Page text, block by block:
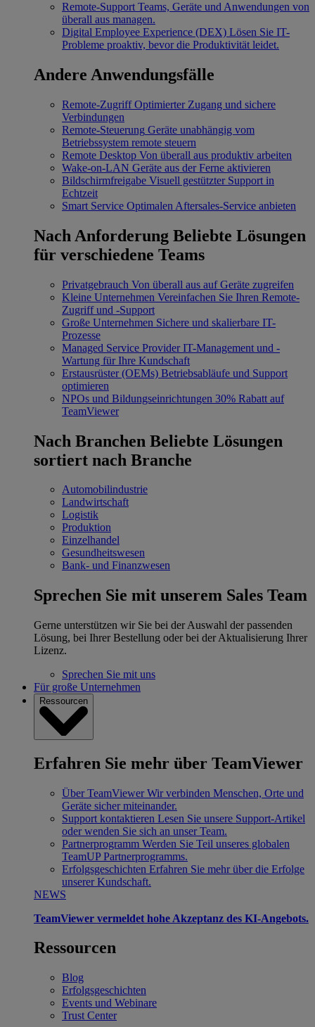
Remote-Support Teams, Geräte und Anwendungen von
überall aus managen.
Digital Employee Experience (DEX) Lösen Sie IT-
Probleme proaktiv, bevor die Produktivität leidet.
Andere Anwendungsfälle
Remote-Zugriff Optimierter Zugang und sichere
Verbindungen
Remote-Steuerung Geräte unabhängig vom
Betriebssystem remote steuern
Remote Desktop Von überall aus produktiv arbeiten
Wake-on-LAN Geräte aus der Ferne aktivieren
Bildschirmfreigabe Visuell gestützter Support in
Echtzeit
Smart Service Optimalen Aftersales-Service anbieten
Nach Anforderung Beliebte Lösungen
für verschiedene Teams
Privatgebrauch Von überall aus auf Geräte zugreifen
Kleine Unternehmen Vereinfachen Sie Ihren Remote-
Zugriff und -Support
Große Unternehmen Sichere und skalierbare IT-
Prozesse
Managed Service Provider IT-Management und -
Wartung für Ihre Kundschaft
Erstausrüster (OEMs) Betriebsabläufe und Support
optimieren
NPOs und Bildungseinrichtungen 30% Rabatt auf
TeamViewer
Nach Branchen Beliebte Lösungen
sortiert nach Branche
Automobilindustrie
Landwirtschaft
Logistik
Produktion
Einzelhandel
Gesundheitswesen
Bank- und Finanzwesen
Sprechen Sie mit unserem Sales Team
Gerne unterstützen wir Sie bei der Auswahl der passenden
Lösung, bei Ihrer Bestellung oder bei der Aktualisierung Ihrer
Lizenz.
Sprechen Sie mit uns
Für große Unternehmen
Ressourcen
Erfahren Sie mehr über TeamViewer
Über TeamViewer Wir verbinden Menschen, Orte und
Geräte sicher miteinander.
Support kontaktieren Lesen Sie unsere Support-Artikel
oder wenden Sie sich an unser Team.
Partnerprogramm Werden Sie Teil unseres globalen
TeamUP Partnerprogramms.
Erfolgsgeschichten Erfahren Sie mehr über die Erfolge
unserer Kundschaft.
NEWS
TeamViewer vermeldet hohe Akzeptanz des KI-Angebots.
Ressourcen
Blog
Erfolgsgeschichten
Events und Webinare
Trust Center